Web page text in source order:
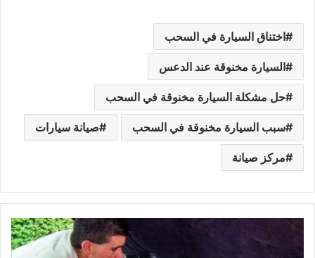
اختناق السيارة في السحب
السيارة مخنوقة عند الدعس
حل مشكلة السيارة مخنوقة في السحب
سبب السيارة مخنوقة في السحب صيانة سيارات
مركز صيانة
اختناق